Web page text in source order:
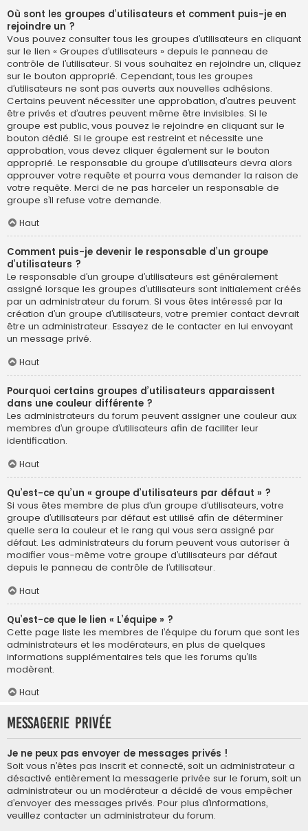
Où sont les groupes d’utilisateurs et comment puis-je en
rejoindre un ?
Vous pouvez consulter tous les groupes d’utilisateurs en cliquant
sur le lien « Groupes d’utilisateurs » depuis le panneau de
contrôle de l’utilisateur. Si vous souhaitez en rejoindre un, cliquez
sur le bouton approprié. Cependant, tous les groupes
d’utilisateurs ne sont pas ouverts aux nouvelles adhésions.
Certains peuvent nécessiter une approbation, d’autres peuvent
être privés et d’autres peuvent même être invisibles. Si le
groupe est public, vous pouvez le rejoindre en cliquant sur le
bouton dédié. Si le groupe est restreint et nécessite une
approbation, vous devez cliquer également sur le bouton
approprié. Le responsable du groupe d’utilisateurs devra alors
approuver votre requête et pourra vous demander la raison de
votre requête. Merci de ne pas harceler un responsable de
groupe s’il refuse votre demande.
Haut
Comment puis-je devenir le responsable d’un groupe
d’utilisateurs ?
Le responsable d’un groupe d’utilisateurs est généralement
assigné lorsque les groupes d’utilisateurs sont initialement créés
par un administrateur du forum. Si vous êtes intéressé par la
création d’un groupe d’utilisateurs, votre premier contact devrait
être un administrateur. Essayez de le contacter en lui envoyant
un message privé.
Haut
Pourquoi certains groupes d’utilisateurs apparaissent
dans une couleur différente ?
Les administrateurs du forum peuvent assigner une couleur aux
membres d’un groupe d’utilisateurs afin de faciliter leur
identification.
Haut
Qu’est-ce qu’un « groupe d’utilisateurs par défaut » ?
Si vous êtes membre de plus d’un groupe d’utilisateurs, votre
groupe d’utilisateurs par défaut est utilisé afin de déterminer
quelle sera la couleur et le rang qui vous sera assigné par
défaut. Les administrateurs du forum peuvent vous autoriser à
modifier vous-même votre groupe d’utilisateurs par défaut
depuis le panneau de contrôle de l’utilisateur.
Haut
Qu’est-ce que le lien « L’équipe » ?
Cette page liste les membres de l’équipe du forum que sont les
administrateurs et les modérateurs, en plus de quelques
informations supplémentaires tels que les forums qu’ils
modèrent.
Haut
Messagerie privée
Je ne peux pas envoyer de messages privés !
Soit vous n’êtes pas inscrit et connecté, soit un administrateur a
désactivé entièrement la messagerie privée sur le forum, soit un
administrateur ou un modérateur a décidé de vous empêcher
d’envoyer des messages privés. Pour plus d’informations,
veuillez contacter un administrateur du forum.